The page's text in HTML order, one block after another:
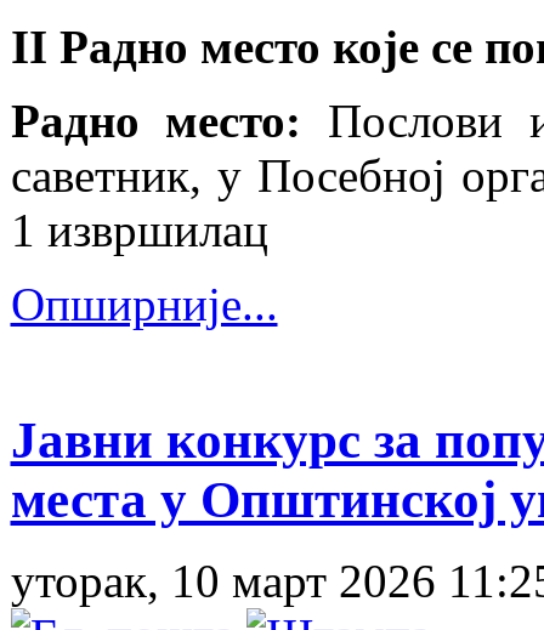
II Радно место које се
Радно место: Послови
саветник, у Посебној
1 извршилац
Опширније...
Јавни конкурс за
места у Општинској
уторак, 10 март 2026